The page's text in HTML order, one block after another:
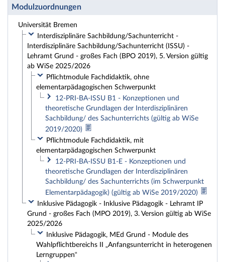
Modulzuordnungen
Universität Bremen
Interdisziplinäre Sachbildung/Sachunterricht -
Interdisziplinäre Sachbildung/Sachunterricht (ISSU) -
Lehramt Grund - großes Fach (BPO 2019), 5. Version gültig
ab WiSe 2025/2026
Pflichtmodule Fachdidaktik, ohne
elementarpädagogischen Schwerpunkt
12-PRI-BA-ISSU B1 - Konzeptionen und
theoretische Grundlagen der Interdisziplinären
Sachbildung/ des Sachunterrichts (gültig ab WiSe
2019/2020)
Pflichtmodule Fachdidaktik, mit
elementarpädagogischen Schwerpunkt
12-PRI-BA-ISSU B1-E - Konzeptionen und
theoretische Grundlagen der Interdisziplinären
Sachbildung/ des Sachunterrichts (im Schwerpunkt
Elementarpädagogik) (gültig ab WiSe 2019/2020)
Inklusive Pädagogik - Inklusive Pädagogik - Lehramt IP
Grund - großes Fach (MPO 2019), 3. Version gültig ab WiSe
2025/2026
Inklusive Pädagogik, MEd Grund - Module des
Wahlpflichtbereichs II „Anfangsunterricht in heterogenen
Lerngruppen“